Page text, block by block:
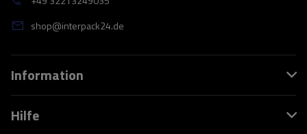
shop@interpack24.de
Information
Hilfe